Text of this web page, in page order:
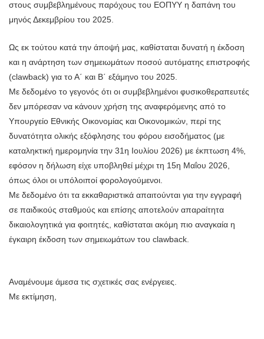
στους συμβεβλημένους παρόχους του ΕΟΠΥΥ η δαπάνη του
μηνός Δεκεμβρίου του 2025.
Ως εκ τούτου κατά την άποψή μας, καθίσταται δυνατή η έκδοση
και η ανάρτηση των σημειωμάτων ποσού αυτόματης επιστροφής
(clawback) για το Α΄ και Β΄ εξάμηνο του 2025.
Με δεδομένο το γεγονός ότι οι συμβεβλημένοι φυσικοθεραπευτές
δεν μπόρεσαν να κάνουν χρήση της αναφερόμενης από το
Υπουργείο Εθνικής Οικονομίας και Οικονομικών, περί της
δυνατότητα ολικής εξόφλησης του φόρου εισοδήματος (με
καταληκτική ημερομηνία την 31η Ιουλίου 2026) με έκπτωση 4%,
εφόσον η δήλωση είχε υποβληθεί μέχρι τη 15η Μαΐου 2026,
όπως όλοι οι υπόλοιποί φορολογούμενοι.
Με δεδομένο ότι τα εκκαθαριστικά απαιτούνται για την εγγραφή
σε παιδικούς σταθμούς και επίσης αποτελούν απαραίτητα
δικαιολογητικά για φοιτητές, καθίσταται ακόμη πιο αναγκαία η
έγκαιρη έκδοση των σημειωμάτων του clawback.
Αναμένουμε άμεσα τις σχετικές σας ενέργειες.
Με εκτίμηση,